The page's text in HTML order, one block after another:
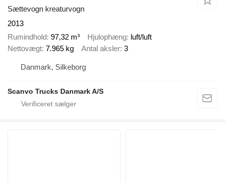
Sættevogn kreaturvogn
2013
Rumindhold 97,32 m³ Hjulophæng luft/luft
Nettovægt 7.965 kg Antal aksler 3
Danmark, Silkeborg
Scanvo Trucks Danmark A/S